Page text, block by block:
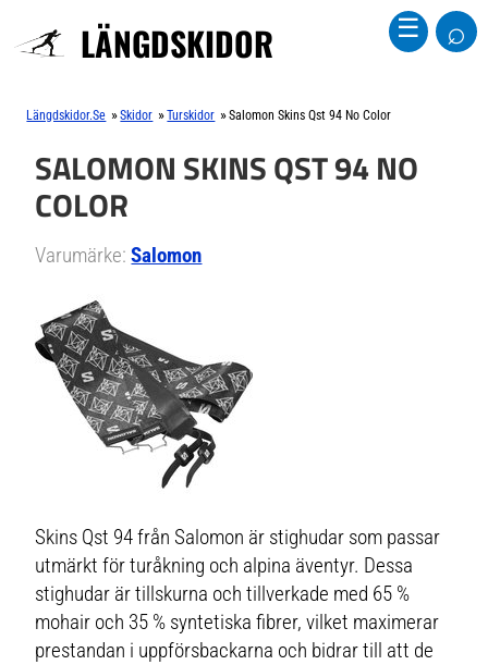
LÄNGDSKIDOR ☰ ⌕
Längdskidor.se »Skidor »Turskidor »Salomon Skins Qst 94 No Color
SALOMON SKINS QST 94 NO
COLOR
Varumärke:Salomon
Skins Qst 94 från Salomon är stighudar som passar
utmärkt för turåkning och alpina äventyr. Dessa
stighudar är tillskurna och tillverkade med 65 %
mohair och 35 % syntetiska fibrer, vilket maximerar
prestandan i uppförsbackarna och bidrar till att de